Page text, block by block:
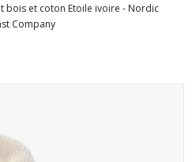
bois et coton Etoile ivoire - Nordic
Company